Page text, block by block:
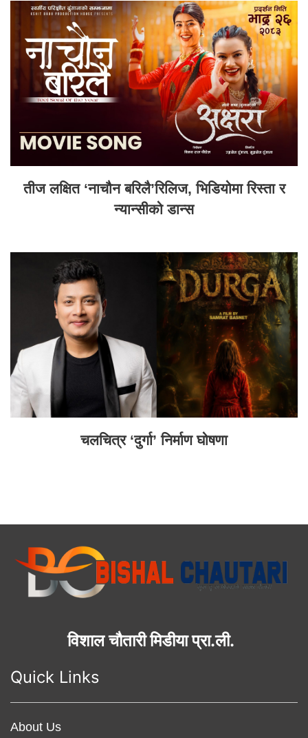
तीज लक्षित ‘नाचौन बरिलै’रिलिज, भिडियोमा रिस्ता र
न्यान्सीको डान्स
चलचित्र ‘दुर्गा’ निर्माण घोषणा
विशाल चौतारी मिडीया प्रा.ली.
Quick Links
About Us